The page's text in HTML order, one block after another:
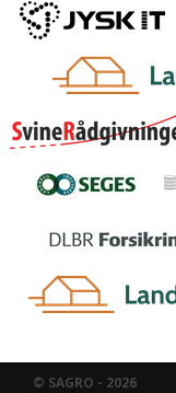
© SAGRO - 2026